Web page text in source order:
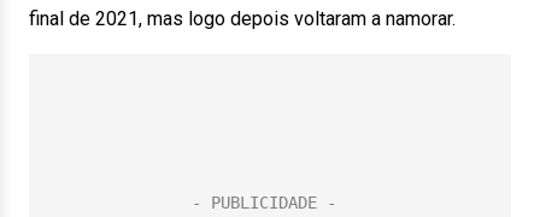
final de 2021, mas logo depois voltaram a namorar.